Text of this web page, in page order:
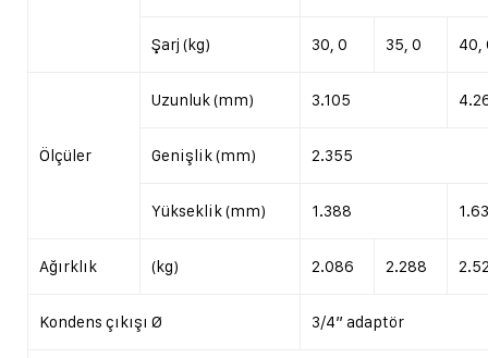
Şarj (kg) 30, 0 35, 0 40,
Ölçüler
Uzunluk (mm) 3.105
Genişlik (mm) 2.355
Yükseklik (mm) 1.388
Ağırklık (kg) 2.086 2.288
Kondens çıkışı Ø 3/4” adaptör